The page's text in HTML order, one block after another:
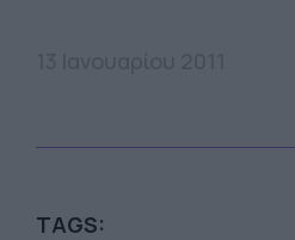
TAGS: